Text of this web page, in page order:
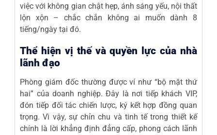
việc với không gian chật hẹp, ánh sáng yếu, nội thất
lộn xộn – chắc chắn không ai muốn dành 8
tiếng/ngày tại đó.
Thể hiện vị thế và quyền lực của nhà
lãnh đạo
Phòng giám đốc thường được ví như “bộ mặt thứ
hai” của doanh nghiệp. Đây là nơi tiếp khách VIP,
đón tiếp đối tác chiến lược, ký kết hợp đồng quan
trọng. Vì vậy, sự chỉn chu và tinh tế trong thiết kế
chính là lời khẳng định đẳng cấp, phong cách lãnh